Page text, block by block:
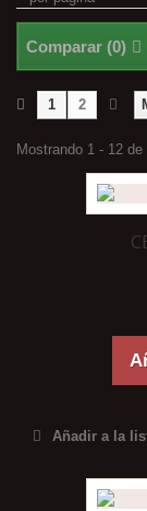
Comparar (0)
1 2
Mostrando 1 - 12 de
Añadir a la